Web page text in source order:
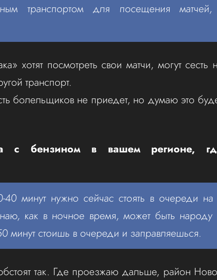
транспортом для посещения матчей,
хотят посмотреть свои матчи, могут сесть
транспорт.
болельщиков не приедет, но думаю это
с бензином в вашем регионе,
минут нужно сейчас стоять в очереди на
как в ночное время, может быть народу
стоишь в очереди и заправляешься.
так. Где проезжаю дальше, район